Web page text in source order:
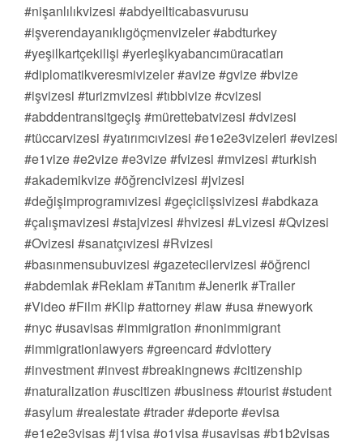
#nişanlılıkvizesi #abdyeilticabasvurusu
#işverendayanıklıgöçmenvizeler #abdturkey
#yeşilkartçekilişi #yerleşikyabancımüracatları
#diplomatikveresmivizeler #avize #gvize #bvize
#işvizesi #turizmvizesi #tıbbivize #cvizesi
#abddentransitgeçiş #mürettebatvizesi #dvizesi
#tüccarvizesi #yatırımcıvizesi #e1e2e3vizeleri #evizesi
#e1vize #e2vize #e3vize #fvizesi #mvizesi #turkish
#akademikvize #öğrencivizesi #jvizesi
#değişimprogramıvizesi #geçiciişsivizesi #abdkaza
#çalışmavizesi #stajvizesi #hvizesi #Lvizesi #Qvizesi
#Ovizesi #sanatçıvizesi #Rvizesi
#basınmensubuvizesi #gazetecilervizesi #öğrenci
#abdemlak #Reklam #Tanıtım #Jenerik #Trailer
#Video #Film #Klip #attorney #law #usa #newyork
#nyc #usavisas #immigration #nonimmigrant
#immigrationlawyers #greencard #dvlottery
#investment #invest #breakingnews #citizenship
#naturalization #uscitizen #business #tourist #student
#asylum #realestate #trader #deporte #evisa
#e1e2e3visas #j1visa #o1visa #usavisas #b1b2visas